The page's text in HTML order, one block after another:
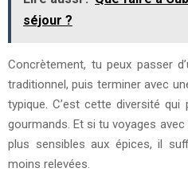
séjour ?
Concrètement, tu peux passer
traditionnel, puis terminer avec
typique. C’est cette diversité qui
gourmands. Et si tu voyages
plus sensibles aux épices, il
moins relevées.